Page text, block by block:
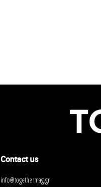
Contact us
info@togethermag.gr